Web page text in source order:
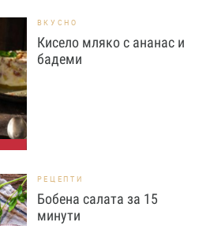
ВКУСНО
Кисело мляко с ананас и
бадеми
РЕЦЕПТИ
Бобена салата за 15
минути